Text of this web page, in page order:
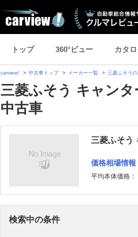
トップ 360°ビュー カタ
carview! 中古車トップ メーカー一覧 三菱ふそう
三菱ふそう キャン
中古車
三菱ふそう
価格相場情報
平均本体価格：
検索中の条件